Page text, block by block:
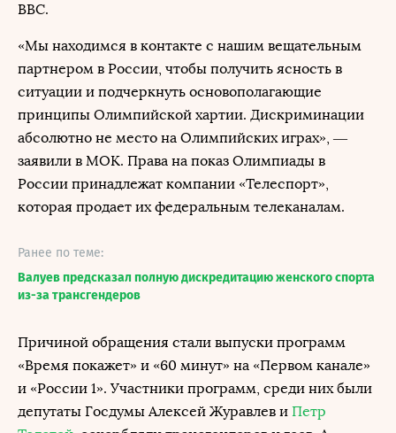
BBC.
«Мы находимся в контакте с нашим вещательным
партнером в России, чтобы получить ясность в
ситуации и подчеркнуть основополагающие
принципы Олимпийской хартии. Дискриминации
абсолютно не место на Олимпийских играх», —
заявили в МОК. Права на показ Олимпиады в
России принадлежат компании «Телеспорт»,
которая продает их федеральным телеканалам.
Ранее по теме:
Валуев предсказал полную дискредитацию женского спорта
из-за трансгендеров
Причиной обращения стали выпуски программ
«Время покажет» и «60 минут» на «Первом канале»
и «России 1». Участники программ, среди них были
депутаты Госдумы Алексей Журавлев и Петр